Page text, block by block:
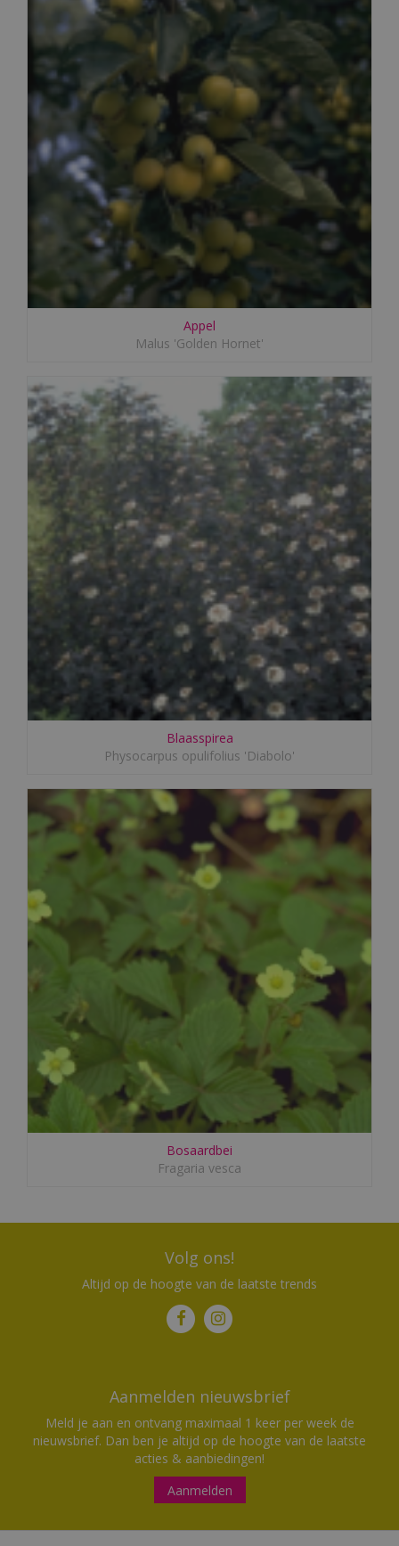
Appel
Malus 'Golden Hornet'
Blaasspirea
Physocarpus opulifolius 'Diabolo'
Bosaardbei
Fragaria vesca
Volg ons!
Altijd op de hoogte van de laatste trends
Aanmelden nieuwsbrief
Meld je aan en ontvang maximaal 1 keer per week de
nieuwsbrief. Dan ben je altijd op de hoogte van de laatste
acties & aanbiedingen!
Aanmelden